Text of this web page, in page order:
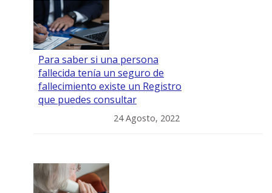
Para saber si una persona
fallecida tenía un seguro de
fallecimiento existe un Registro
que puedes consultar
24 Agosto, 2022